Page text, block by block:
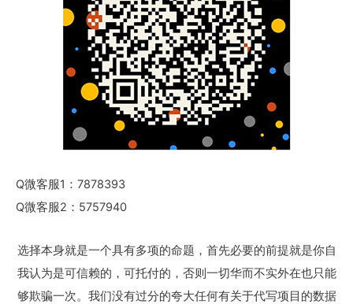
Q微客服1：7878393
Q微客服2：5757940
选择本身就是一个具有多项的命题，首先必要的前提就是你自
我认为是可信赖的，可托付的，否则一切华而不实外在也只能
够欺骗一次。我们没有过分的夸大任何有关于代写项目的数据